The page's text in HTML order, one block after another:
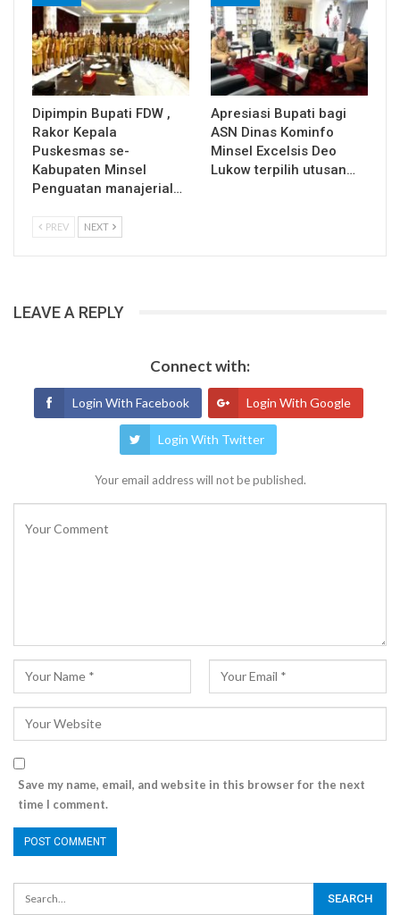
Dipimpin Bupati FDW ,
Rakor Kepala
Puskesmas se-
Kabupaten Minsel
Penguatan manajerial…
Apresiasi Bupati bagi
ASN Dinas Kominfo
Minsel Excelsis Deo
Lukow terpilih utusan…
PREV NEXT
LEAVE A REPLY
Connect with:
Login With Facebook Login With Google
Login With Twitter
Your email address will not be published.
Save my name, email, and website in this browser for the next
time I comment.